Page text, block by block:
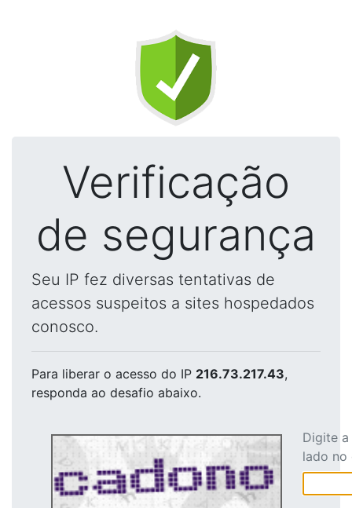
Verificação
de segurança
Seu IP fez diversas tentativas de
acessos suspeitos a sites hospedados
conosco.
Para liberar o acesso do IP 216.73.217.43,
responda ao desafio abaixo.
Digite
lado no